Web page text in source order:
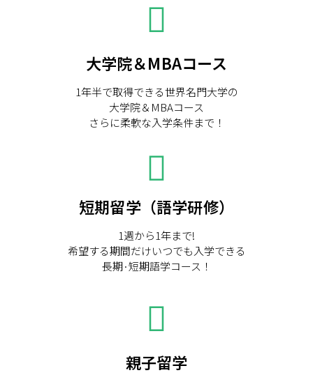
大学院＆MBAコース
1年半で取得できる世界名門大学の
大学院＆MBAコース
さらに柔軟な入学条件まで！
短期留学（語学研修）
1週から1年まで!
希望する期間だけいつでも入学できる
長期·短期語学コース！
親子留学